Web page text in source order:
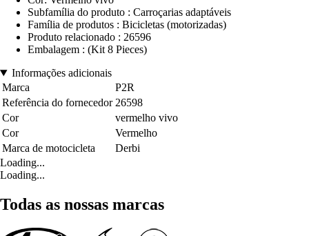
Subfamília do produto : Carroçarias adaptáveis
Família de produtos : Bicicletas (motorizadas)
Produto relacionado : 26596
Embalagem : (Kit 8 Pieces)
Informações adicionais
Marca
P2R
Referência do fornecedor 26598
Cor
vermelho vivo
Cor
Vermelho
Marca de motocicleta
Derbi
Loading...
Loading...
Todas as nossas marcas